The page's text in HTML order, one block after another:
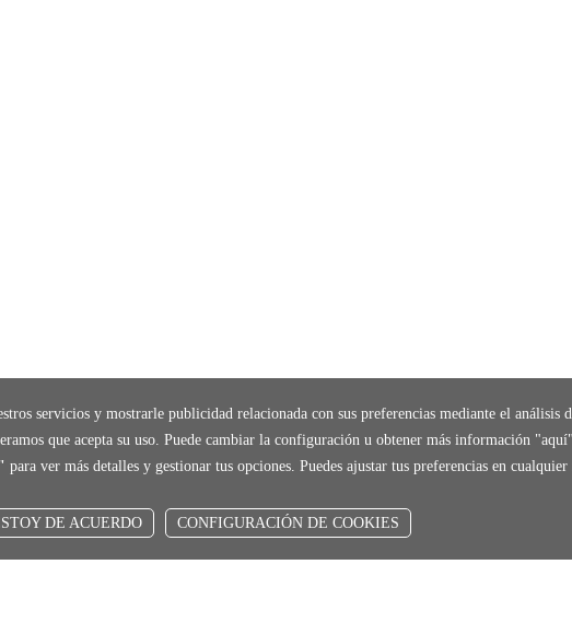
servicios y mostrarle publicidad relacionada con sus preferencias mediante el análisis
que acepta su uso. Puede cambiar la configuración u obtener más información "aquí
para ver más detalles y gestionar tus opciones. Puedes ajustar tus preferencias en
DE ACUERDO
CONFIGURACIÓN DE COOKIES